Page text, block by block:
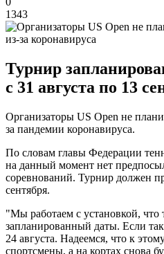
1343
Турнир
с 31 августа по 13
Организаторы US Open не
за пандемии коронавируса.
По словам главы Федерации
на данный момент нет
соревнований. Турнир должен
сентября.
"Мы работаем с установкой, что
запланированный даты. Если
24 августа. Надеемся, что к
спортсмены, а на кортах снова